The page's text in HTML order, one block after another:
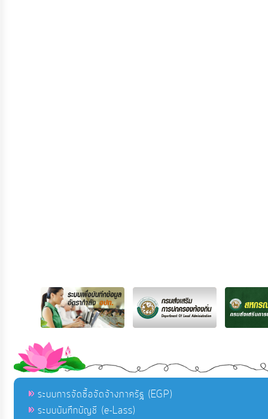
ระบบการจัดซื้อจัดจ้างภาครัฐ (EGP)
ระบบบันทึกบัญชี (e-Lass)